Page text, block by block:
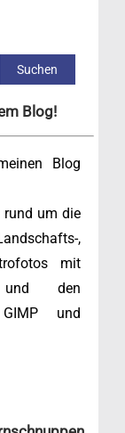
Blog!
Blog
um die
,
mit
und den
und